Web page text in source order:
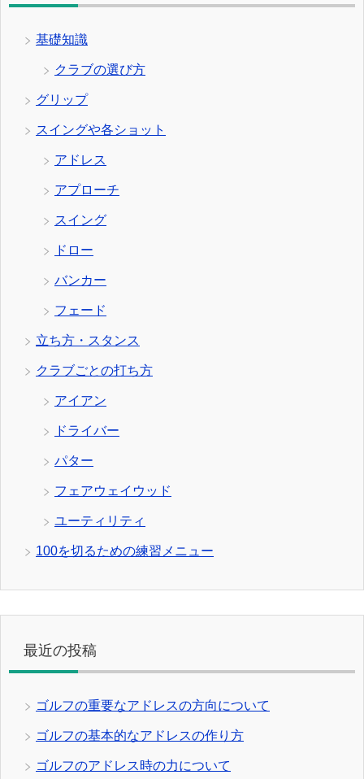
基礎知識
クラブの選び方
グリップ
スイングや各ショット
アドレス
アプローチ
スイング
ドロー
バンカー
フェード
立ち方・スタンス
クラブごとの打ち方
アイアン
ドライバー
パター
フェアウェイウッド
ユーティリティ
100を切るための練習メニュー
最近の投稿
ゴルフの重要なアドレスの方向について
ゴルフの基本的なアドレスの作り方
ゴルフのアドレス時の力について